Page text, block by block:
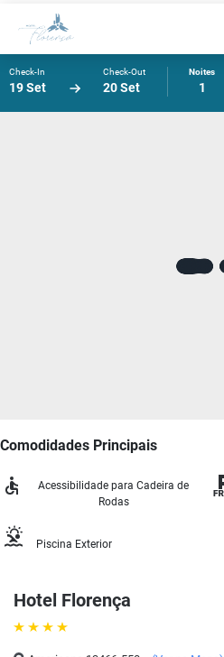
Check-In
19 Set
Check-Out
20 Set
Noites
1
Hotel Florença
Comodidades Principais
Acessibilidade para Cadeira de
Rodas
Piscina Exterior